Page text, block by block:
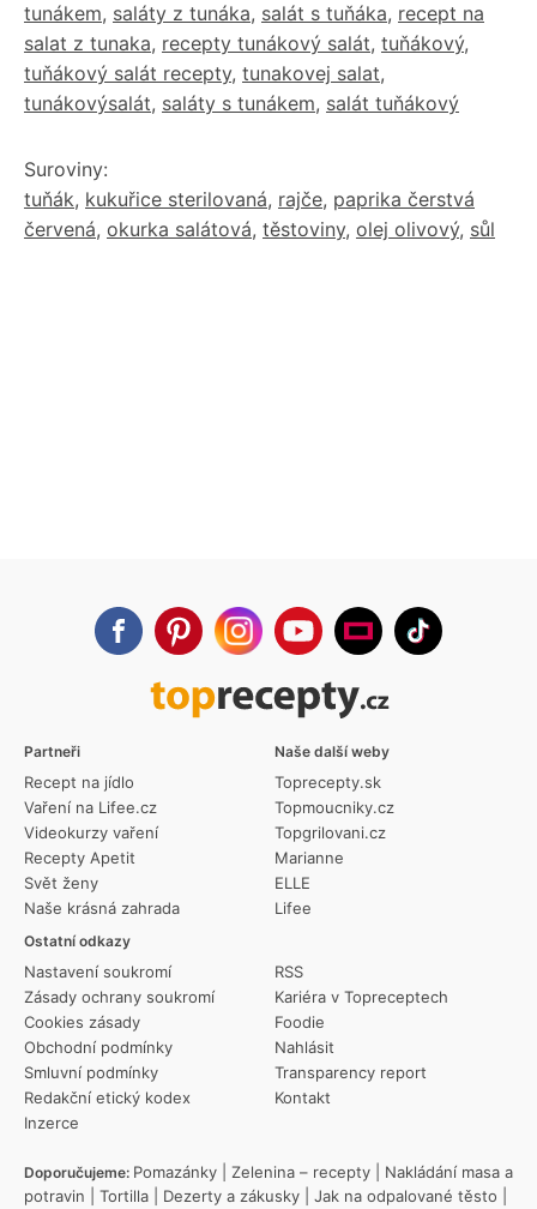
tunákem, saláty z tunáka, salát s tuňáka, recept na
salat z tunaka, recepty tunákový salát, tuňákový,
tuňákový salát recepty, tunakovej salat,
tunákovýsalát, saláty s tunákem, salát tuňákový
Suroviny:
tuňák, kukuřice sterilovaná, rajče, paprika čerstvá
červená, okurka salátová, těstoviny, olej olivový, sůl
Partneři
Recept na jídlo
Vaření na Lifee.cz
Videokurzy vaření
Recepty Apetit
Svět ženy
Naše krásná zahrada
Ostatní odkazy
Nastavení soukromí
Zásady ochrany soukromí
Cookies zásady
Obchodní podmínky
Smluvní podmínky
Redakční etický kodex
Inzerce
RSS
Kariéra v Topreceptech
Foodie
Nahlásit
Transparency report
Kontakt
Naše další weby
Toprecepty.sk
Topmoucniky.cz
Topgrilovani.cz
Marianne
ELLE
Lifee
Doporučujeme: Pomazánky Zelenina – recepty
Nakládání masa a
potravin
Tortilla Dezerty a zákusky Jak na odpalované těsto